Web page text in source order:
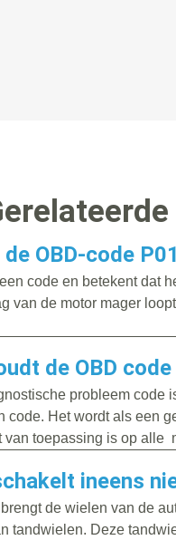
OBD-code
code en betekent dat
van de motor mager
de OBD
probleem code
code. Het wordt als een
van toepassing is op alle
ineens
de wielen van de
tandwielen. Deze